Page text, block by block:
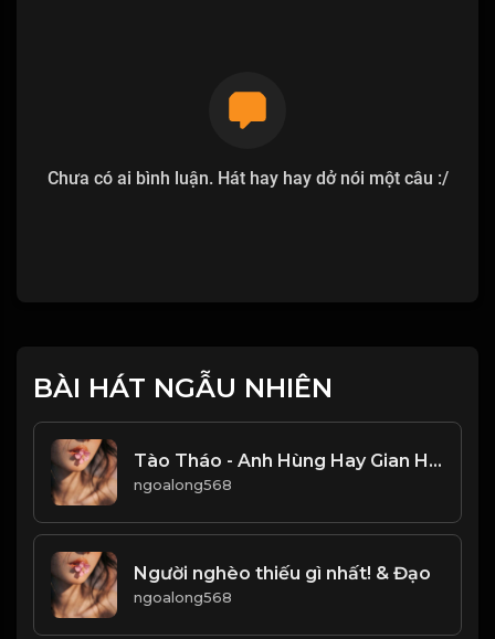
Chưa có ai bình luận. Hát hay hay dở nói một câu :/
BÀI HÁT NGẪU NHIÊN
Tào Tháo - Anh Hùng Hay Gian Hùng! & Đạo
ngoalong568
Người nghèo thiếu gì nhất! & Đạo
ngoalong568